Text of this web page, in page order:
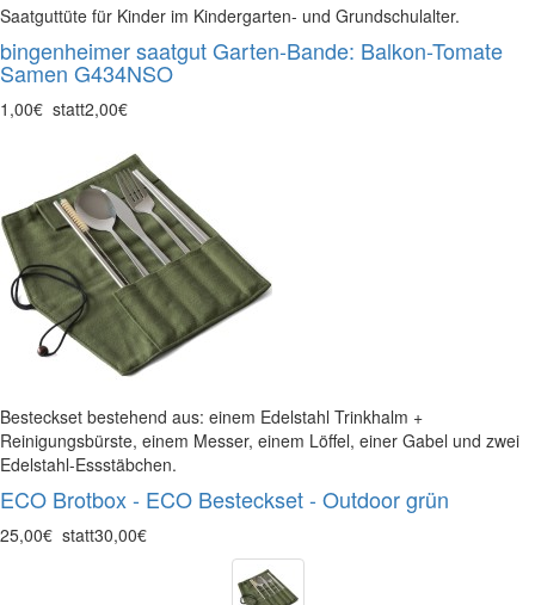
Saatguttüte für Kinder im Kindergarten- und Grundschulalter.
bingenheimer saatgut Garten-Bande: Balkon-Tomate
Samen G434NSO
1,00€ statt2,00€
Besteckset bestehend aus: einem Edelstahl Trinkhalm +
Reinigungsbürste, einem Messer, einem Löffel, einer Gabel und zwei
Edelstahl-Essstäbchen.
ECO Brotbox - ECO Besteckset - Outdoor grün
25,00€ statt30,00€